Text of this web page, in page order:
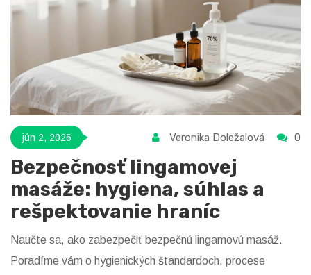
jún 2, 2026 Veronika Doležalová 0
Bezpečnosť lingamovej
masáže: hygiena, súhlas a
rešpektovanie hraníc
Naučte sa, ako zabezpečiť bezpečnú lingamovú masáž.
Poradíme vám o hygienických štandardoch, procese